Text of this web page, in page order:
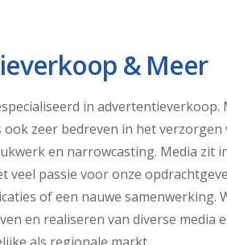
& Meer
in advertentieverkoop.
ook zeer bedreven in het verzorgen
en narrowcasting. Media zit
veel passie voor onze
of een nauwe samenwerking.
en realiseren van diverse media